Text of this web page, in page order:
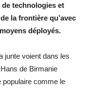
de technologies et
la frontière qu’avec
déployés.
junte voient dans les
de Birmanie
populaire comme le